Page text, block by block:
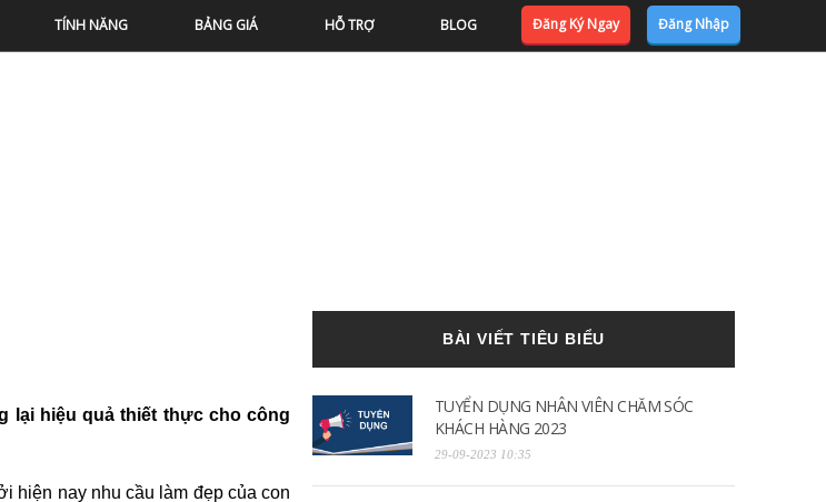
TÍNH NĂNG BẢNG GIÁ HỖ TRỢ BLOG Đăng Ký Ngay Đăng Nhập
lại hiệu quả thiết thực cho công
hiện nay nhu cầu làm đẹp của con
BÀI VIẾT TIÊU BIỂU
TUYỂN DỤNG NHÂN VIÊN CHĂM SÓC
KHÁCH HÀNG 2023
29-09-2023 10:35